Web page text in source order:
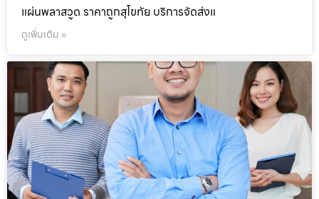
แผ่นพลาสวูด ราคาถูกสุโขทัย บริการจัดส่งแ
ดูเพิ่มเติม »